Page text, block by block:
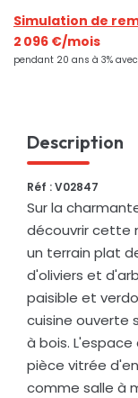
Simulation de
2 096 €/mois
pendant 20 ans à 3%
Description
Réf : V02847
Sur la
découvrir cette
un terrain plat
d'oliviers et
paisible et
cuisine ouverte
à bois.
pièce vitrée
comme salle à